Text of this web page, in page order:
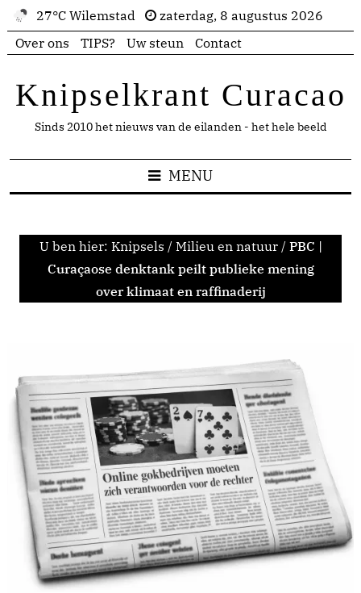
27°C Wilemstad
zaterdag, 8 augustus 2026
Over ons
TIPS? Uw steun Contact
Knipselkrant Curacao
Sinds 2010 het nieuws van de eilanden - het hele beeld
MENU
U ben hier: Knipsels / Milieu en natuur / PBC |
Curaçaose denktank peilt publieke mening
over klimaat en raffinaderij